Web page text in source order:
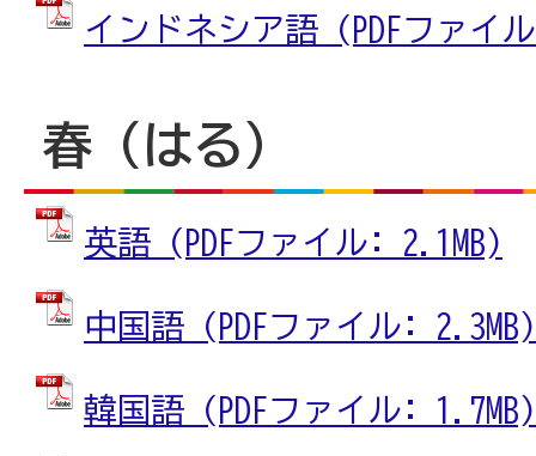
インドネシア語 (PDFファイ
春（はる）
英語 (PDFファイル: 2.1MB)
中国語 (PDFファイル: 2.3MB)
韓国語 (PDFファイル: 1.7MB)